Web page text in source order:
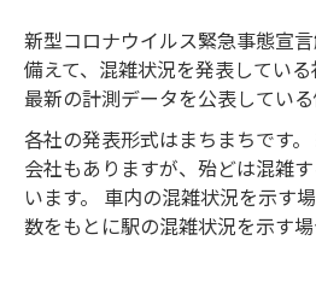
新型コロナウイルス緊急事態宣
備えて、混雑状況を発表している
最新の計測データを公表している
各社の発表形式はまちまちです
会社もありますが、殆どは混雑
います。 車内の混雑状況を示す
数をもとに駅の混雑状況を示す場